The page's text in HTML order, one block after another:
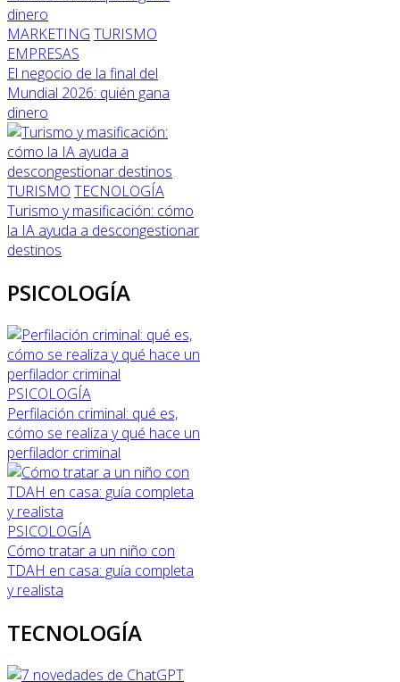
MARKETING TURISMO
EMPRESAS
El negocio de la final del
Mundial 2026: quién gana
dinero
TURISMO TECNOLOGÍA
Turismo y masificación: cómo
la IA ayuda a descongestionar
destinos
PSICOLOGÍA
PSICOLOGÍA
Perfilación criminal: qué es,
cómo se realiza y qué hace un
perfilador criminal
PSICOLOGÍA
Cómo tratar a un niño con
TDAH en casa: guía completa
y realista
TECNOLOGÍA